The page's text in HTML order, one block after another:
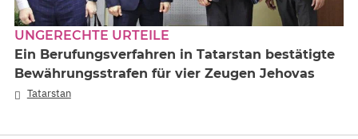
UNGERECHTE URTEILE
Ein Berufungsverfahren in Tatarstan bestätigte
Bewährungsstrafen für vier Zeugen Jehovas
Tatarstan